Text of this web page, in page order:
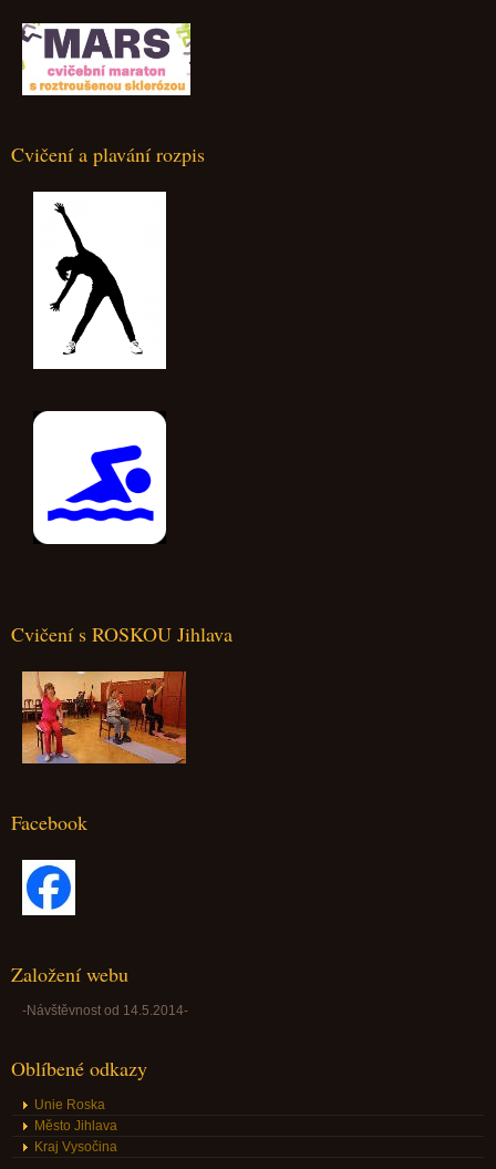
Cvičení a plavání rozpis
Cvičení s ROSKOU Jihlava
Facebook
Založení webu
-Návštěvnost od 14.5.2014-
Oblíbené odkazy
Unie Roska
Město Jihlava
Kraj Vysočina